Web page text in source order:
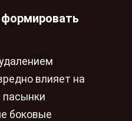
влияет на
пасынки
боковые